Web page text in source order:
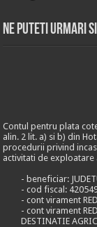
Ne puteti urmari
Contul pentru plata
alin. 2 lit. a) si b) din
procedurii privind
activitati de exploatare
- beneficiar:
- cod fiscal:
- cont virament
- cont virament
DESTINATIE